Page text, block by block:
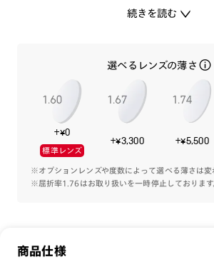
・店舗とオンラインショップで価格が異な
アイウエア黄金期、1950年代のアメリカ
を現代に復刻。
当時から使用されているボリュームのある
重厚感あるアセテート。その磨き上げられ
気を感じ取ることができる。
テンプルエンドには古代文明からみられる
※フレームの柄について
続きを読む
選べるレンズの薄さ
+¥0
標準レンズ
+¥3,300 +¥5,500
※オプションレンズや度数によって選べる薄さは変
※屈折率1.76はお取り扱いを一時停止しております
商品仕様